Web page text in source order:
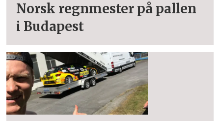
Norsk regnmester på pallen
i Budapest